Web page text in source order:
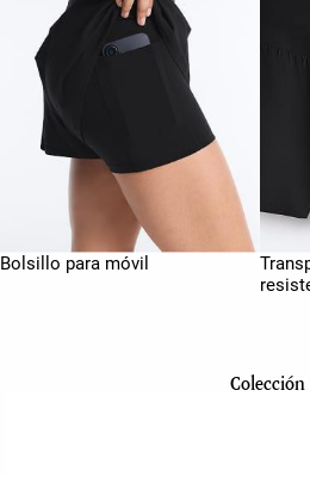
Bolsillo para móvil
Colección